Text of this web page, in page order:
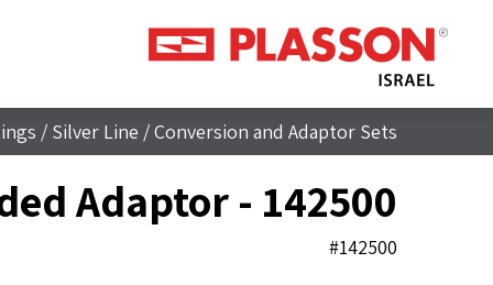
/ Silver Line /Conversion and Adaptor Sets
Adaptor - 142500
#142500